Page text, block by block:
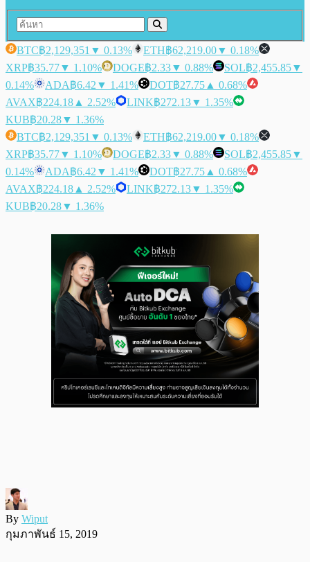
BTC฿2,129,351 ▼ 0.13% ETH฿62,219.00▼ 0.18%
XRP฿35.77▼ 1.10% DOGE฿2.33▼ 0.88% SOL฿2,455.85▼
0.14%
ADA฿6.42 ▼ 1.41% DOT฿27.75 ▲ 0.68%
AVAX฿224.18 ▲ 2.52% LINK฿272.13▼ 1.35%
KUB฿20.28▼ 1.36%
BTC฿2,129,351 ▼ 0.13% ETH฿62,219.00▼ 0.18%
XRP฿35.77▼ 1.10% DOGE฿2.33▼ 0.88% SOL฿2,455.85▼
0.14%
ADA฿6.42 ▼ 1.41% DOT฿27.75 ▲ 0.68%
AVAX฿224.18 ▲ 2.52% LINK฿272.13▼ 1.35%
KUB฿20.28▼ 1.36%
By Wiput
กุมภาพันธ์ 15, 2019